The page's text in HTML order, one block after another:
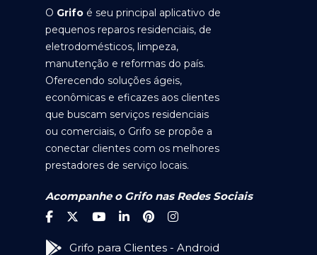
O Grifo é seu principal aplicativo de
pequenos reparos residenciais, de
eletrodomésticos, limpeza,
manutenção e reformas do país.
Oferecendo soluções ágeis,
econômicas e eficazes aos clientes
que buscam serviços residenciais
ou comerciais, o Grifo se propõe a
conectar clientes com os melhores
prestadores de serviço locais.
Acompanhe o Grifo nas Redes Sociais
Grifo para Clientes - Android